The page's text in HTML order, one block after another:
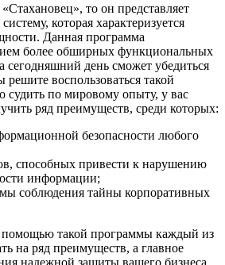
то он представляет
которая характеризуется
Данная программа
более обширных функциональных
сегодняшний день сможет убедиться
воспользоваться такой
судить по мировому опыту, у вас
ряд преимуществ, среди которых:
безопасности любого
способных привести к нарушению
информации;
соблюдения тайны корпоративных
помощью такой программы каждый из
на ряд преимуществ, а главное
надежной защиты вашего бизнеса.